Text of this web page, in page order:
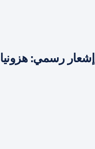
إشعار رسمي: هزونيا